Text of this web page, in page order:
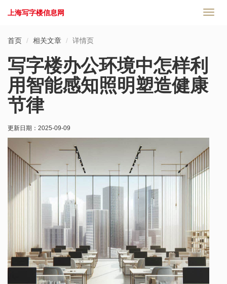
切
上海写字楼信息网
首页 相关文章 详情页
写字楼办公环境中怎样利
用智能感知照明塑造健康
节律
更新日期： 2025-09-09